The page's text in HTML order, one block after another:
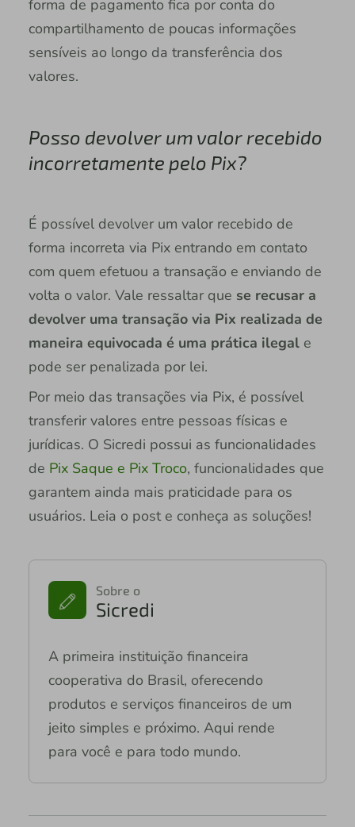
forma de pagamento fica por conta do
compartilhamento de poucas informações
sensíveis ao longo da transferência dos
valores.
Posso devolver um valor recebido
incorretamente pelo Pix?
É possível devolver um valor recebido de
forma incorreta via Pix entrando em contato
com quem efetuou a transação e enviando de
volta o valor. Vale ressaltar que se recusar a
devolver uma transação via Pix realizada de
maneira equivocada é uma prática ilegale
pode ser penalizada por lei.
Por meio das transações via Pix, é possível
transferir valores entre pessoas físicas e
jurídicas. O Sicredi possui as funcionalidades
de Pix Saque e Pix Troco, funcionalidades que
garantem ainda mais praticidade para os
usuários. Leia o post e conheça as soluções!
Sobre o
Sicredi
A primeira instituição financeira
cooperativa do Brasil, oferecendo
produtos e serviços financeiros de um
jeito simples e próximo. Aqui rende
para você e para todo mundo.